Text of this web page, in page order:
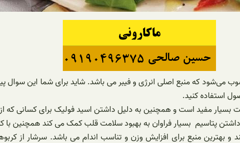
می‌شود که منبع اصلی انرژی و فیبر می باشد. شاید برای شما این سوال
استفاده کنید.
مفید است و همچنین به دلیل داشتن اسید فولیک برای کسانی که
پتاسیم بسیار فراوان به بهبود سلامت قلب کمک می کند همچنین
بهترین منبع برای افزایش وزن و تناسب اندام می باشد. سرشار از